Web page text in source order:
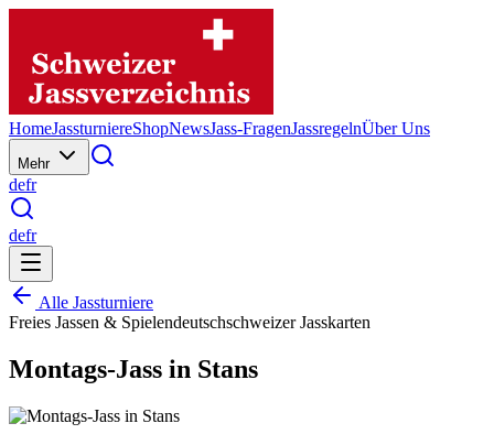
HomeJassturniereShopNewsJass-FragenJassregelnÜber Uns
Mehr
defr
defr
Alle Jassturniere
Freies Jassen & Spielendeutschschweizer Jasskarten
Montags-Jass in Stans